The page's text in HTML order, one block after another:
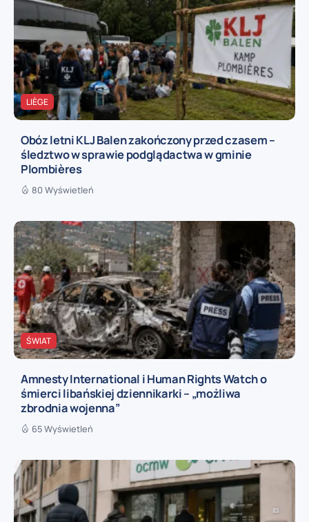
LIÈGE
Obóz letni KLJ Balen zakończony przed czasem –
śledztwo w sprawie podglądactwa w gminie
Plombières
80 Wyświetleń
ŚWIAT
Amnesty International i Human Rights Watch o
śmierci libańskiej dziennikarki – „możliwa
zbrodnia wojenna”
65 Wyświetleń